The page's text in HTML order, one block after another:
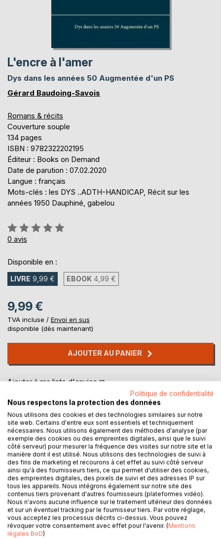
L'encre à l'amer
Dys dans les années 50 Augmentée d'un PS
Gérard Baudoing-Savois
Romans & récits
Couverture souple
134 pages
ISBN : 9782322202195
Éditeur : Books on Demand
Date de parution : 07.02.2020
Langue : français
Mots-clés : les DYS ..ADTH-HANDICAP, Récit sur les
années 1950 Dauphiné, gabelou
Évaluation:
0%
0 avis
Disponible en :
LIVRE 9,99 € EBOOK 4,99 €
9,99 €
TVA incluse / Envoi en sus
disponible (dès maintenant)
AJOUTER AU PANIER
Ajouter à ma liste d'envies
DESCRIPTION
Chronique ordinaire d'un parcours scolaire dans les années
cinquante. Ce qui frappe, l'absence de prise en compte de
cette catégorie d'enfant.
Politique de confidentialité
Nous respectons la protection des données
Nous utilisons des cookies et des technologies similaires sur notre
site web. Certains d'entre eux sont essentiels et techniquement
nécessaires. Nous utilisons également des méthodes d'analyse (par
exemple des cookies ou des empreintes digitales, ainsi que le suivi
côté serveur) pour mesurer la fréquence des visites sur notre site et la
manière dont il est utilisé. Nous utilisons des technologies de suivi à
des fins de marketing et recourons à cet effet au suivi côté serveur
ainsi qu'à des fournisseurs tiers, ce qui permet d'utiliser des cookies,
des empreintes digitales, des pixels de suivi et des adresses IP sur
tous les appareils. Nous intégrons également sur notre site des
contenus tiers provenant d'autres fournisseurs (plateformes vidéo).
Nous n'avons aucune influence sur le traitement ultérieur des données
et sur un éventuel tracking par le fournisseur tiers. Par votre réglage,
vous acceptez les processus décrits ci-dessus. Vous pouvez
révoquer votre consentement avec effet pour l'avenir. (Mentions
légales BoD)